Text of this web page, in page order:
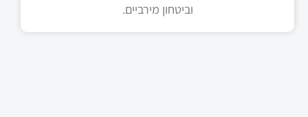
וביטחון מירביים.